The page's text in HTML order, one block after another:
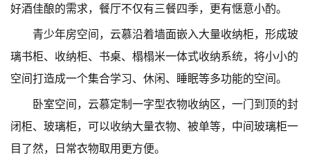
好酒佳酿的需求，餐厅不仅有三餐四季，更有惬意小酌。
青少年房空间，云慕沿着墙面嵌入大量收纳柜，形成玻
璃书柜、收纳柜、书桌、榻榻米一体式收纳系统，将小小的
空间打造成一个集合学习、休闲、睡眠等多功能的空间。
卧室空间，云慕定制一字型衣物收纳区，一门到顶的封
闭柜、玻璃柜，可以收纳大量衣物、被单等，中间玻璃柜一
目了然，日常衣物取用更方便。